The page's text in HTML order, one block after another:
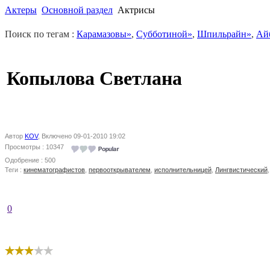
Актеры Основной раздел Актрисы
Поиск по тегам : Карамазовы», Субботиной», Шпильрайн»,
Копылова Светлана
Автор KOV, Включено 09-01-2010 19:02
Просмотры : 10347
Одобрение : 500
Теги : кинематографистов первооткрывателем исполнительницей Лингвистический
0